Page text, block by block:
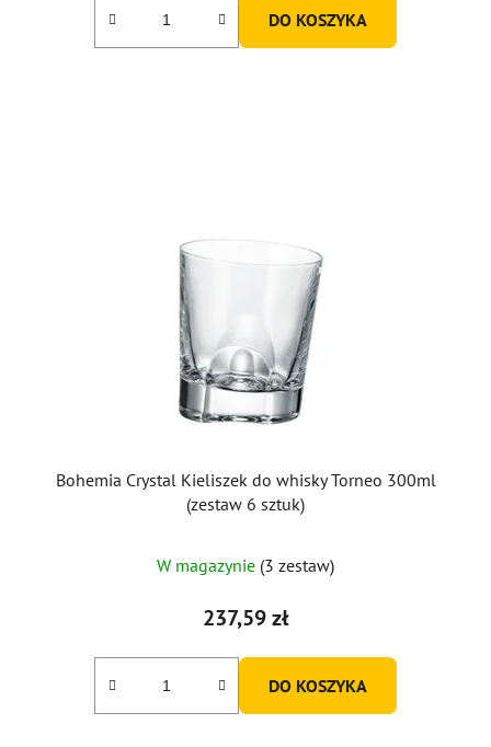
DO KOSZYKA
Bohemia Crystal Kieliszek do whisky Torneo 300ml
(zestaw 6 sztuk)
W magazynie (3 zestaw)
237,59 zł
DO KOSZYKA